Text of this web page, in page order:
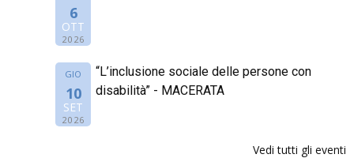
6
OTT
2026
GIO
10
SET
2026
“L’inclusione sociale delle persone con
disabilità” - MACERATA
Vedi tutti gli eventi